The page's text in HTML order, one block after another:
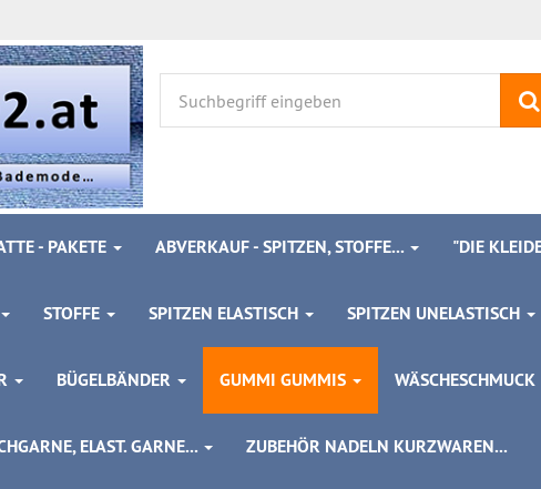
- PAKETE ABVERKAUF - SPITZEN, STOFFE... "DIE
STOFFE SPITZEN ELASTISCH SPITZEN UNELASTISCH
BÜGELBÄNDER GUMMI GUMMIS WÄSCHESCHMUCK
ELAST. GARNE... ZUBEHÖR NADELN KURZWAREN...